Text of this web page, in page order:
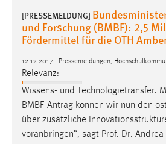
[PRESSEMELDUNG]
und Forschung (BMBF): 2,5
Fördermittel für die OTH
12.12.2017 | Pressemeldungen,
Relevanz:
Wissens- und Technologietransfer.
BMBF-Antrag können wir nun den
über zusätzliche
voranbringen“, sagt Prof. Dr.